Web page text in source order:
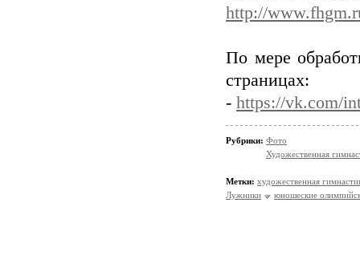
http://
По мере
страницах:
- https://vk.com/
Рубрики: Фото
Художественная
Метки: художественная
Лужники
юношеские